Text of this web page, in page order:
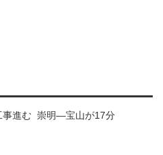
事進む 崇明―宝山が17分